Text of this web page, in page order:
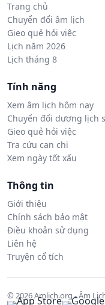
Trang chủ
Chuyển đổi âm lịch
Gieo quẻ hỏi việc
Lịch năm 2026
Lịch tháng 8
Tính năng
Xem âm lịch hôm nay
Chuyển đổi dương lịch
Gieo quẻ hỏi việc
Tra cứu can chi
Xem ngày tốt xấu
Thông tin
Giới thiệu
Chính sách bảo mật
Điều khoản sử dụng
Liên hệ
Truyện cổ tích
© 2026 Amlich.org - Âm